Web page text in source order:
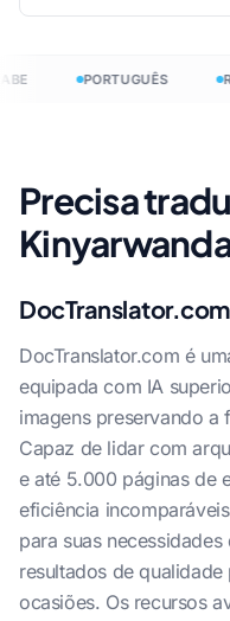
PORTUGUÊS
Precisa
DocTranslator.com
DocTranslator.com é
equipada com IA
imagens preservando a
Capaz de lidar com
e até 5.000 páginas de
eficiência
para suas
resultados de
ocasiões. Os recursos